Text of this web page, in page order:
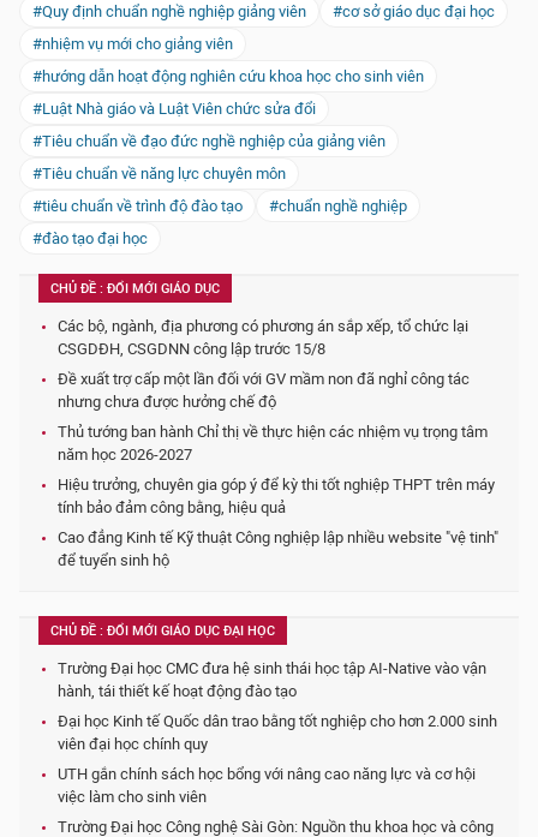
#Quy định chuẩn nghề nghiệp giảng viên
#cơ sở giáo dục đại học
#nhiệm vụ mới cho giảng viên
#hướng dẫn hoạt động nghiên cứu khoa học cho sinh viên
#Luật Nhà giáo và Luật Viên chức sửa đổi
#Tiêu chuẩn về đạo đức nghề nghiệp của giảng viên
#Tiêu chuẩn về năng lực chuyên môn
#tiêu chuẩn về trình độ đào tạo
#chuẩn nghề nghiệp
#đào tạo đại học
CHỦ ĐỀ : ĐỔI MỚI GIÁO DỤC
Các bộ, ngành, địa phương có phương án sắp xếp, tổ chức lại
CSGDĐH, CSGDNN công lập trước 15/8
Đề xuất trợ cấp một lần đối với GV mầm non đã nghỉ công tác
nhưng chưa được hưởng chế độ
Thủ tướng ban hành Chỉ thị về thực hiện các nhiệm vụ trọng tâm
năm học 2026-2027
Hiệu trưởng, chuyên gia góp ý để kỳ thi tốt nghiệp THPT trên máy
tính bảo đảm công bằng, hiệu quả
Cao đẳng Kinh tế Kỹ thuật Công nghiệp lập nhiều website "vệ tinh"
để tuyển sinh hộ
CHỦ ĐỀ : ĐỔI MỚI GIÁO DỤC ĐẠI HỌC
Trường Đại học CMC đưa hệ sinh thái học tập AI-Native vào vận
hành, tái thiết kế hoạt động đào tạo
Đại học Kinh tế Quốc dân trao bằng tốt nghiệp cho hơn 2.000 sinh
viên đại học chính quy
UTH gắn chính sách học bổng với nâng cao năng lực và cơ hội
việc làm cho sinh viên
Trường Đại học Công nghệ Sài Gòn: Nguồn thu khoa học và công